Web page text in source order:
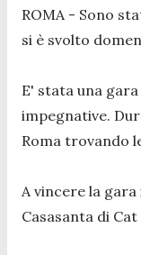
ROMA - Sono
si è svolto
E' stata una
impegnative.
Roma trovando
A vincere la
Casasanta di